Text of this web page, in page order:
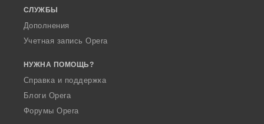
СЛУЖБЫ
Дополнения
Учетная запись Opera
НУЖНА ПОМОЩЬ?
Справка и поддержка
Блоги Opera
Форумы Opera